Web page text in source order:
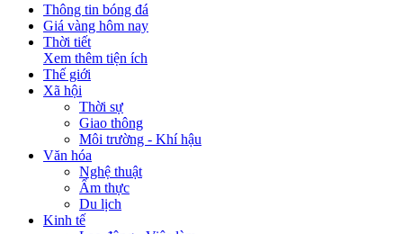
Thông tin bóng đá
Giá vàng hôm nay
Thời tiết
Xem thêm tiện ích
Thế giới
Xã hội
Thời sự
Giao thông
Môi trường - Khí hậu
Văn hóa
Nghệ thuật
Ẩm thực
Du lịch
Kinh tế